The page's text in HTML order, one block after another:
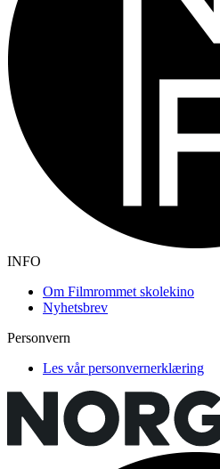
INFO
Om Filmrommet skolekino
Nyhetsbrev
Personvern
Les vår personvernerklæring